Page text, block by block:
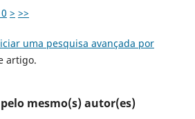
> >>
uma pesquisa avançada por
artigo.
mesmo(s) autor(es)